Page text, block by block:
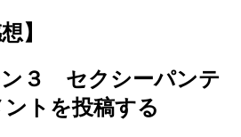
】
ン３ セクシーパンテ
トを投稿する